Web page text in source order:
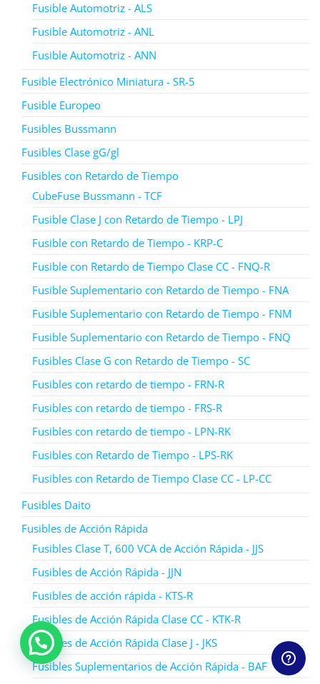
Fusible Automotriz - ALS
Fusible Automotriz - ANL
Fusible Automotriz - ANN
Fusible Electrónico Miniatura - SR-5
Fusible Europeo
Fusibles Bussmann
Fusibles Clase gG/gl
Fusibles con Retardo de Tiempo
CubeFuse Bussmann - TCF
Fusible Clase J con Retardo de Tiempo - LPJ
Fusible con Retardo de Tiempo - KRP-C
Fusible con Retardo de Tiempo Clase CC - FNQ-R
Fusible Suplementario con Retardo de Tiempo - FNA
Fusible Suplementario con Retardo de Tiempo - FNM
Fusible Suplementario con Retardo de Tiempo - FNQ
Fusibles Clase G con Retardo de Tiempo - SC
Fusibles con retardo de tiempo - FRN-R
Fusibles con retardo de tiempo - FRS-R
Fusibles con retardo de tiempo - LPN-RK
Fusibles con Retardo de Tiempo - LPS-RK
Fusibles con Retardo de Tiempo Clase CC - LP-CC
Fusibles Daito
Fusibles de Acción Rápida
Fusibles Clase T, 600 VCA de Acción Rápida - JJS
Fusibles de Acción Rápida - JJN
Fusibles de acción rápida - KTS-R
Fusibles de Acción Rápida Clase CC - KTK-R
Fusibles de Acción Rápida Clase J - JKS
Fusibles Suplementarios de Acción Rápida - BAF